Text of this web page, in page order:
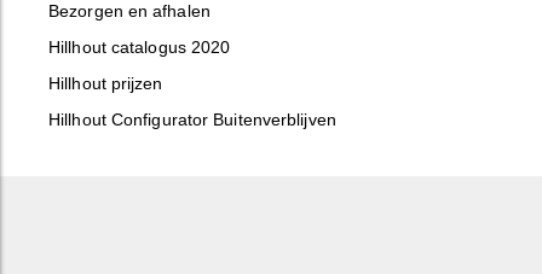
Bezorgen en afhalen
Hillhout catalogus 2020
Hillhout prijzen
Hillhout Configurator Buitenverblijven